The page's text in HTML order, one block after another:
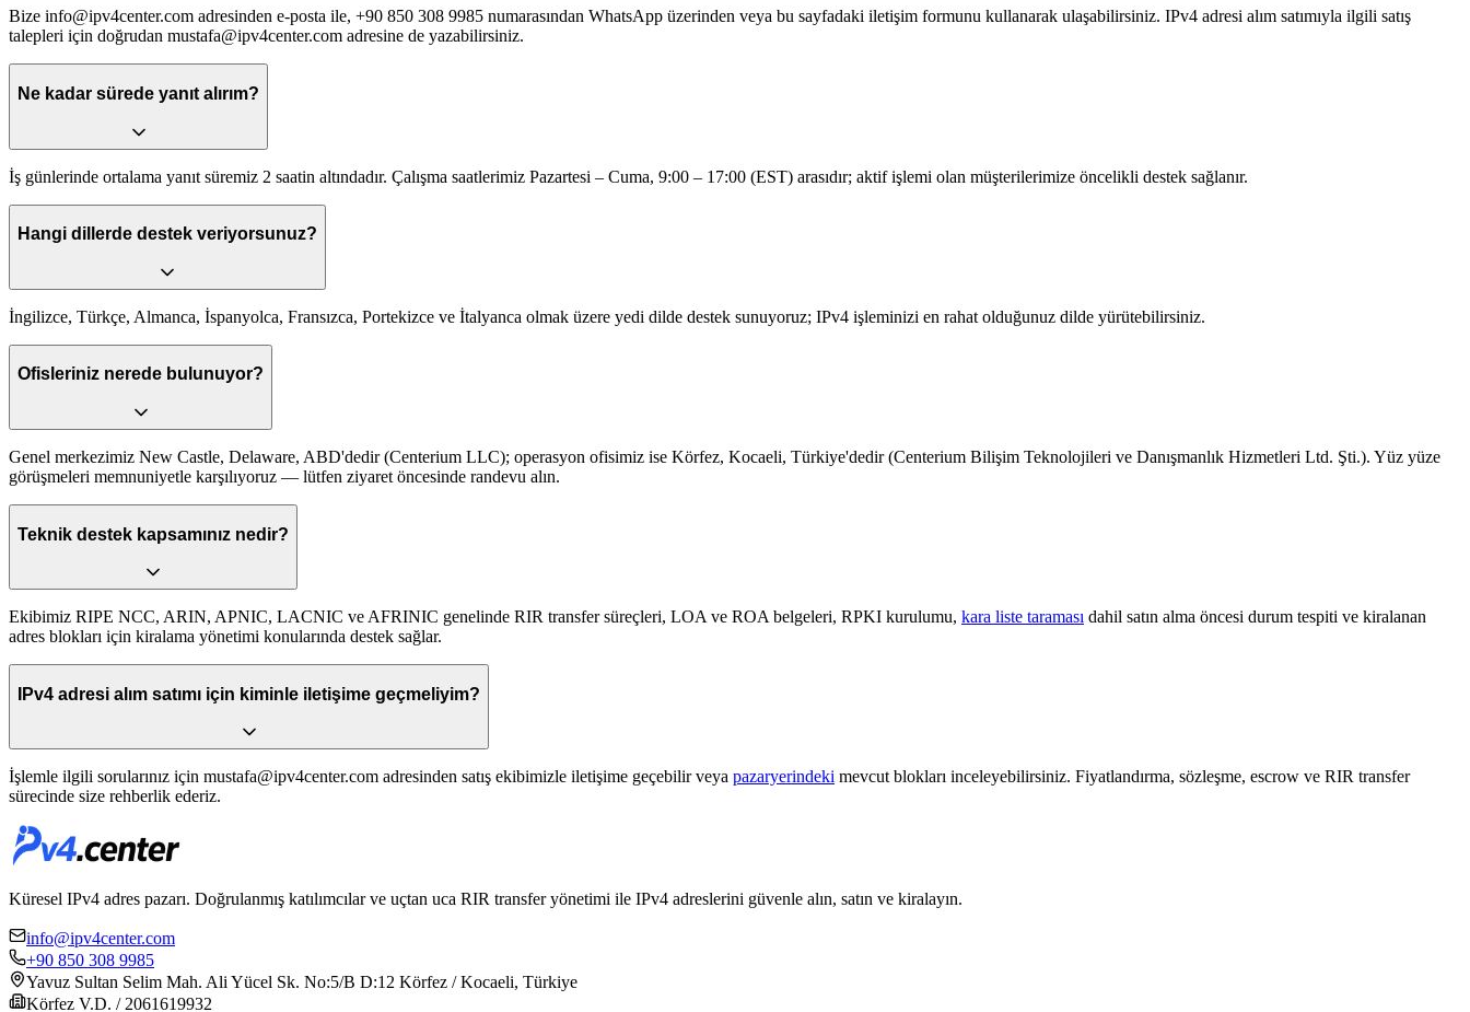
Bize info@ipv4center.com adresinden e-posta ile, +90 850 308 9985 numarasından WhatsApp üzerinden veya bu sayfadaki iletişim formunu kullanarak ulaşabilirsiniz. IPv4 adresi alım satımıyla ilgili satış
talepleri için doğrudan mustafa@ipv4center.com adresine de yazabilirsiniz.
Ne kadar sürede yanıt alırım?
İş günlerinde ortalama yanıt süremiz 2 saatin altındadır. Çalışma saatlerimiz Pazartesi – Cuma, 9:00 – 17:00 (EST) arasıdır; aktif işlemi olan müşterilerimize öncelikli destek sağlanır.
Hangi dillerde destek veriyorsunuz?
İngilizce, Türkçe, Almanca, İspanyolca, Fransızca, Portekizce ve İtalyanca olmak üzere yedi dilde destek sunuyoruz; IPv4 işleminizi en rahat olduğunuz dilde yürütebilirsiniz.
Ofisleriniz nerede bulunuyor?
Genel merkezimiz New Castle, Delaware, ABD'dedir (Centerium LLC); operasyon ofisimiz ise Körfez, Kocaeli, Türkiye'dedir (Centerium Bilişim Teknolojileri ve Danışmanlık Hizmetleri Ltd. Şti.). Yüz yüze
görüşmeleri memnuniyetle karşılıyoruz — lütfen ziyaret öncesinde randevu alın.
Teknik destek kapsamınız nedir?
Ekibimiz RIPE NCC, ARIN, APNIC, LACNIC ve AFRINIC genelinde RIR transfer süreçleri, LOA ve ROA belgeleri, RPKI kurulumu, kara liste taraması dahil satın alma öncesi durum tespiti ve kiralanan
adres blokları için kiralama yönetimi konularında destek sağlar.
IPv4 adresi alım satımı için kiminle iletişime geçmeliyim?
İşlemle ilgili sorularınız için mustafa@ipv4center.com adresinden satış ekibimizle iletişime geçebilir veya pazaryerindeki mevcut blokları inceleyebilirsiniz. Fiyatlandırma, sözleşme, escrow ve RIR transfer
sürecinde size rehberlik ederiz.
Küresel IPv4 adres pazarı. Doğrulanmış katılımcılar ve uçtan uca RIR transfer yönetimi ile IPv4 adreslerini güvenle alın, satın ve kiralayın.
info@ipv4center.com
+90 850 308 9985
Yavuz Sultan Selim Mah. Ali Yücel Sk. No:5/B D:12 Körfez / Kocaeli, Türkiye
Körfez V.D. / 2061619932